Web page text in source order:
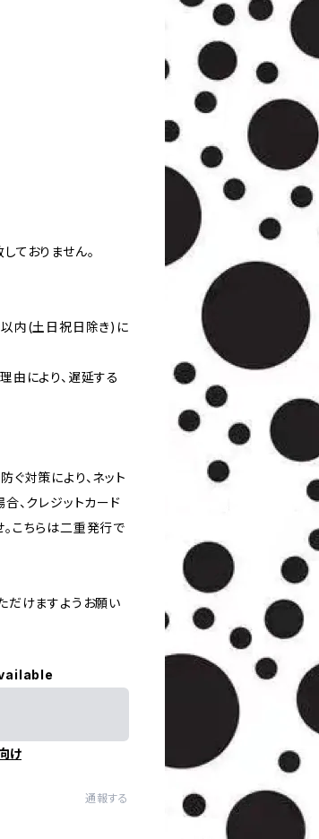
ておりません。
内(土日祝日除き)に
由により、遅延する
対策により、ネット
、クレジットカード
こちらは二重発行で
だけますようお願い
け
通報する